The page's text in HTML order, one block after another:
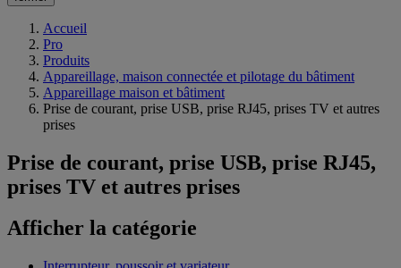
Accueil
Pro
Produits
Appareillage, maison connectée et pilotage du bâtiment
Appareillage maison et bâtiment
Prise de courant, prise USB, prise RJ45, prises TV et autres
prises
Prise de courant, prise USB, prise RJ45,
prises TV et autres prises
Afficher la catégorie